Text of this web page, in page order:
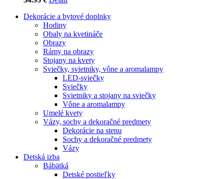
Dekorácie a bytové doplnky
Hodiny
Obaly na kvetináče
Obrazy
Rámy na obrazy
Stojany na kvety
Sviečky, svietniky, vône a aromalampy
LED-sviečky
Sviečky
Svietniky a stojany na sviečky
Vône a aromalampy
Umelé kvety
Vázy, sochy a dekoračné predmety
Dekorácie na stenu
Sochy a dekoračné predmety
Vázy
Detská izba
Bábätká
Detské postieľky